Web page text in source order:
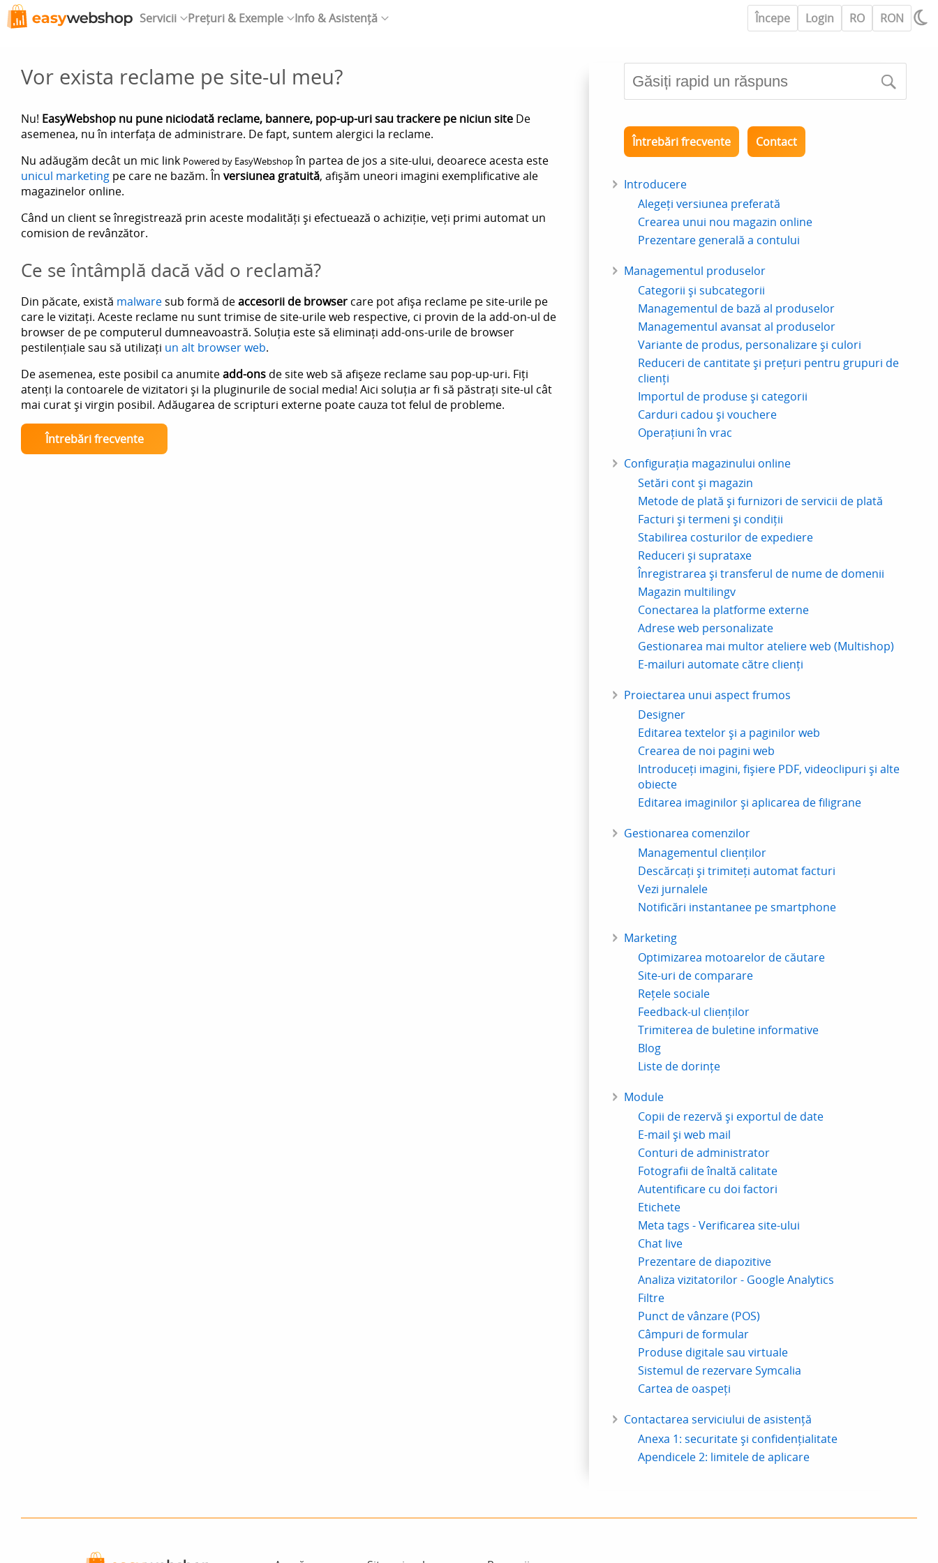
Servicii Prețuri & Exemple Info & Asistență Începe Login RO RON
Vor exista reclame pe site-ul meu?
Nu! EasyWebshop nu pune niciodată reclame, bannere, pop-up-uri sau trackere pe niciun site De
asemenea, nu în interfața de administrare. De fapt, suntem alergici la reclame.
Nu adăugăm decât un mic link Powered by EasyWebshopîn partea de jos a site-ului, deoarece acesta este
unicul marketing pe care ne bazăm. În versiunea gratuită, afișăm uneori imagini exemplificative ale
magazinelor online.
Când un client se înregistrează prin aceste modalități și efectuează o achiziție, veți primi automat un
comision de revânzător.
Ce se întâmplă dacă văd o reclamă?
Din păcate, există malwaresub formă deaccesorii de browser care pot afișa reclame pe site-urile pe
care le vizitați. Aceste reclame nu sunt trimise de site-urile web respective, ci provin de la add-on-ul de
browser de pe computerul dumneavoastră. Soluția este să eliminați add-ons-urile de browser
pestilențiale sau să utilizați un alt browser web.
De asemenea, este posibil ca anumiteadd-ons de site web să afișeze reclame sau pop-up-uri. Fiți
atenți la contoarele de vizitatori și la pluginurile de social media! Aici soluția ar fi să păstrați site-ul cât
mai curat și virgin posibil. Adăugarea de scripturi externe poate cauza tot felul de probleme.
Întrebări frecvente
Întrebări frecvente Contact
Introducere
Alegeți versiunea preferată
Crearea unui nou magazin online
Prezentare generală a contului
Managementul produselor
Categorii și subcategorii
Managementul de bază al produselor
Managementul avansat al produselor
Variante de produs, personalizare și culori
Reduceri de cantitate și prețuri pentru grupuri de
clienți
Importul de produse și categorii
Carduri cadou și vouchere
Operațiuni în vrac
Configurația magazinului online
Setări cont și magazin
Metode de plată și furnizori de servicii de plată
Facturi și termeni și condiții
Stabilirea costurilor de expediere
Reduceri și suprataxe
Înregistrarea și transferul de nume de domenii
Magazin multilingv
Conectarea la platforme externe
Adrese web personalizate
Gestionarea mai multor ateliere web (Multishop)
E-mailuri automate către clienți
Proiectarea unui aspect frumos
Designer
Editarea textelor și a paginilor web
Crearea de noi pagini web
Introduceți imagini, fișiere PDF, videoclipuri și alte
obiecte
Editarea imaginilor și aplicarea de filigrane
Gestionarea comenzilor
Managementul clienților
Descărcați și trimiteți automat facturi
Vezi jurnalele
Notificări instantanee pe smartphone
Marketing
Optimizarea motoarelor de căutare
Site-uri de comparare
Rețele sociale
Feedback-ul clienților
Trimiterea de buletine informative
Blog
Liste de dorințe
Module
Copii de rezervă și exportul de date
E-mail și web mail
Conturi de administrator
Fotografii de înaltă calitate
Autentificare cu doi factori
Etichete
Meta tags - Verificarea site-ului
Chat live
Prezentare de diapozitive
Analiza vizitatorilor - Google Analytics
Filtre
Punct de vânzare (POS)
Câmpuri de formular
Produse digitale sau virtuale
Sistemul de rezervare Symcalia
Cartea de oaspeți
Contactarea serviciului de asistență
Anexa 1: securitate și confidențialitate
Apendicele 2: limitele de aplicare